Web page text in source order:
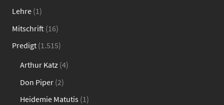
Lehre (1)
Mitschrift (16)
Predigt (1.515)
Arthur Katz (4)
Don Piper (2)
Heidemie Matutis (1)